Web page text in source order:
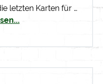
letzten Karten für …